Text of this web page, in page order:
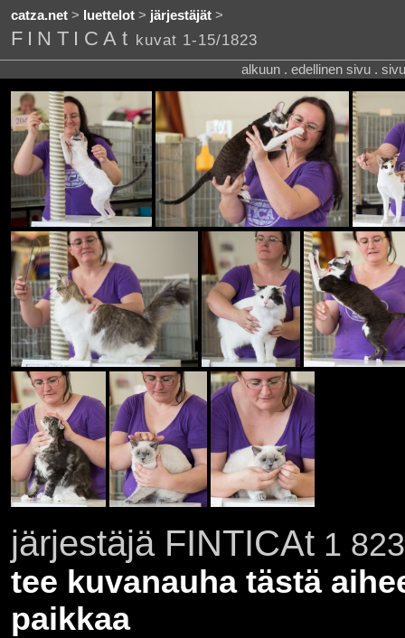
catza.net> luettelot> järjestäjät>
FINTICAt kuvat 1-15/1823
alkuun . edellinen sivu .
järjestäjä FINTICAt1
tee kuvanauha tästä
paikkaa